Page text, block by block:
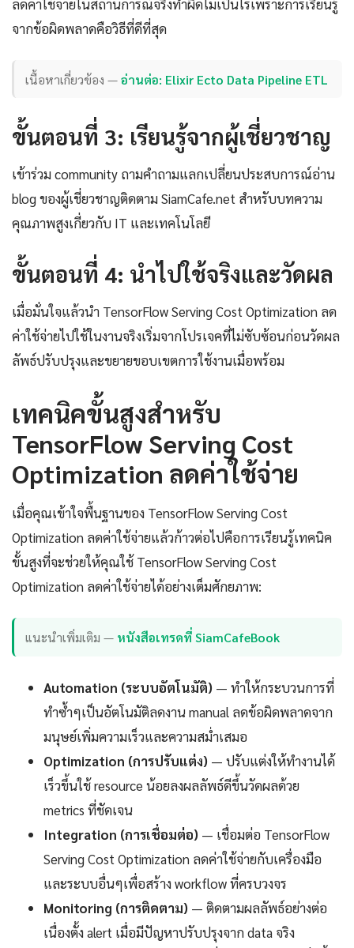
ลดค่าใช้จ่ายในสถานการณ์จริงทำผิดไม่เป็นไรเพราะการเรียนรู้
จากข้อผิดพลาดคือวิธีที่ดีที่สุด
เนื้อหาเกี่ยวข้อง —อ่านต่อ: Elixir Ecto Data Pipeline ETL
ขั้นตอนที่ 3: เรียนรู้จากผู้เชี่ยวชาญ
เข้าร่วม community ถามคำถามแลกเปลี่ยนประสบการณ์อ่าน
blog ของผู้เชี่ยวชาญติดตาม SiamCafe.net สำหรับบทความ
คุณภาพสูงเกี่ยวกับ IT และเทคโนโลยี
ขั้นตอนที่ 4: นำไปใช้จริงและวัดผล
เมื่อมั่นใจแล้วนำ TensorFlow Serving Cost Optimization ลด
ค่าใช้จ่ายไปใช้ในงานจริงเริ่มจากโปรเจคที่ไม่ซับซ้อนก่อนวัดผล
ลัพธ์ปรับปรุงและขยายขอบเขตการใช้งานเมื่อพร้อม
เทคนิคขั้นสูงสำหรับ
TensorFlow Serving Cost
Optimization ลดค่าใช้จ่าย
เมื่อคุณเข้าใจพื้นฐานของ TensorFlow Serving Cost
Optimization ลดค่าใช้จ่ายแล้วก้าวต่อไปคือการเรียนรู้เทคนิค
ขั้นสูงที่จะช่วยให้คุณใช้ TensorFlow Serving Cost
Optimization ลดค่าใช้จ่ายได้อย่างเต็มศักยภาพ:
แนะนำเพิ่มเติม — หนังสือเทรดที่ SiamCafeBook
Automation (ระบบอัตโนมัติ) — ทำให้กระบวนการที่
ทำซ้ำๆเป็นอัตโนมัติลดงาน manual ลดข้อผิดพลาดจาก
มนุษย์เพิ่มความเร็วและความสม่ำเสมอ
Optimization (การปรับแต่ง) — ปรับแต่งให้ทำงานได้
เร็วขึ้นใช้ resource น้อยลงผลลัพธ์ดีขึ้นวัดผลด้วย
metrics ที่ชัดเจน
Integration (การเชื่อมต่อ) — เชื่อมต่อ TensorFlow
Serving Cost Optimization ลดค่าใช้จ่ายกับเครื่องมือ
และระบบอื่นๆเพื่อสร้าง workflow ที่ครบวงจร
Monitoring (การติดตาม) — ติดตามผลลัพธ์อย่างต่อ
เนื่องตั้ง alert เมื่อมีปัญหาปรับปรุงจาก data จริง